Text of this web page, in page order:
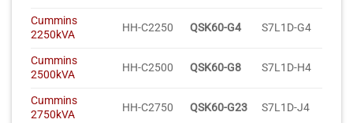
Cummins
2250kVA
HH-C2250 QSK60-G4 S7L1D-G4
Cummins
2500kVA
HH-C2500 QSK60-G8 S7L1D-H4
Cummins
2750kVA
HH-C2750 QSK60-G23 S7L1D-J4